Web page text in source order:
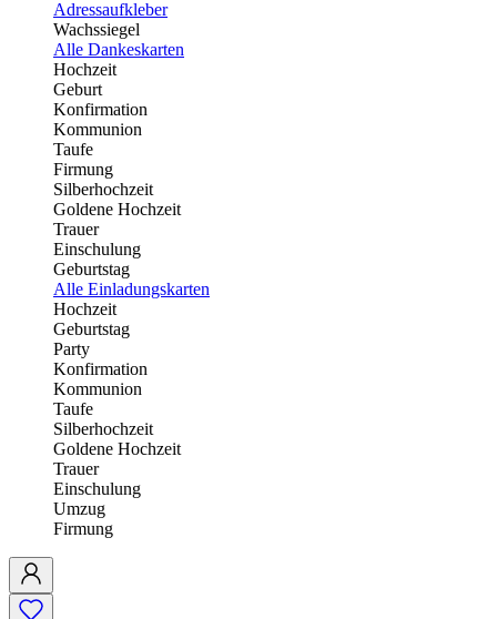
Adressaufkleber
Wachssiegel
Alle Dankeskarten
Hochzeit
Geburt
Konfirmation
Kommunion
Taufe
Firmung
Silberhochzeit
Goldene Hochzeit
Trauer
Einschulung
Geburtstag
Alle Einladungskarten
Hochzeit
Geburtstag
Party
Konfirmation
Kommunion
Taufe
Silberhochzeit
Goldene Hochzeit
Trauer
Einschulung
Umzug
Firmung